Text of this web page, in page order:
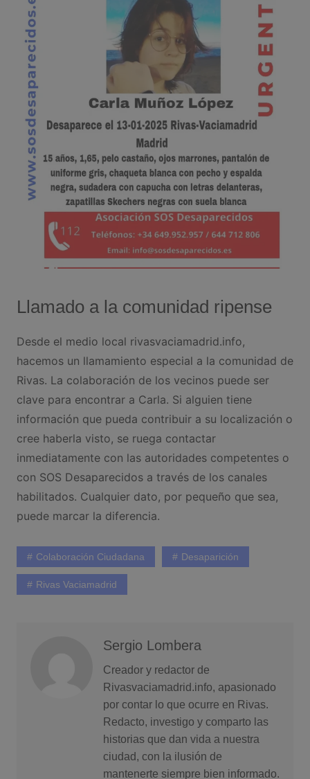
Llamado a la comunidad ripense
Desde el medio local rivasvaciamadrid.info,
hacemos un llamamiento especial a la comunidad de
Rivas. La colaboración de los vecinos puede ser
clave para encontrar a Carla. Si alguien tiene
información que pueda contribuir a su localización o
cree haberla visto, se ruega contactar
inmediatamente con las autoridades competentes o
con SOS Desaparecidos a través de los canales
habilitados. Cualquier dato, por pequeño que sea,
puede marcar la diferencia.
Colaboración Ciudadana Desaparición
Rivas Vaciamadrid
Sergio Lombera
Creador y redactor de
Rivasvaciamadrid.info, apasionado
por contar lo que ocurre en Rivas.
Redacto, investigo y comparto las
historias que dan vida a nuestra
ciudad, con la ilusión de
mantenerte siempre bien informado.